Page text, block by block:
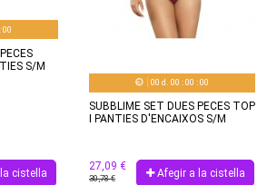
:00
S/M
cistella
00 d. 00 :00 :00
SUBBLIME SET DUES PECES TOP
I PANTIES D'ENCAIXOS S/M
27,09 €
30,78 € Afegir a la cistella